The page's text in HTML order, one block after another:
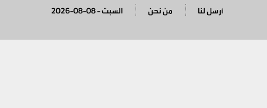
2026-08-08 - السبت من نحن أرسل لنا